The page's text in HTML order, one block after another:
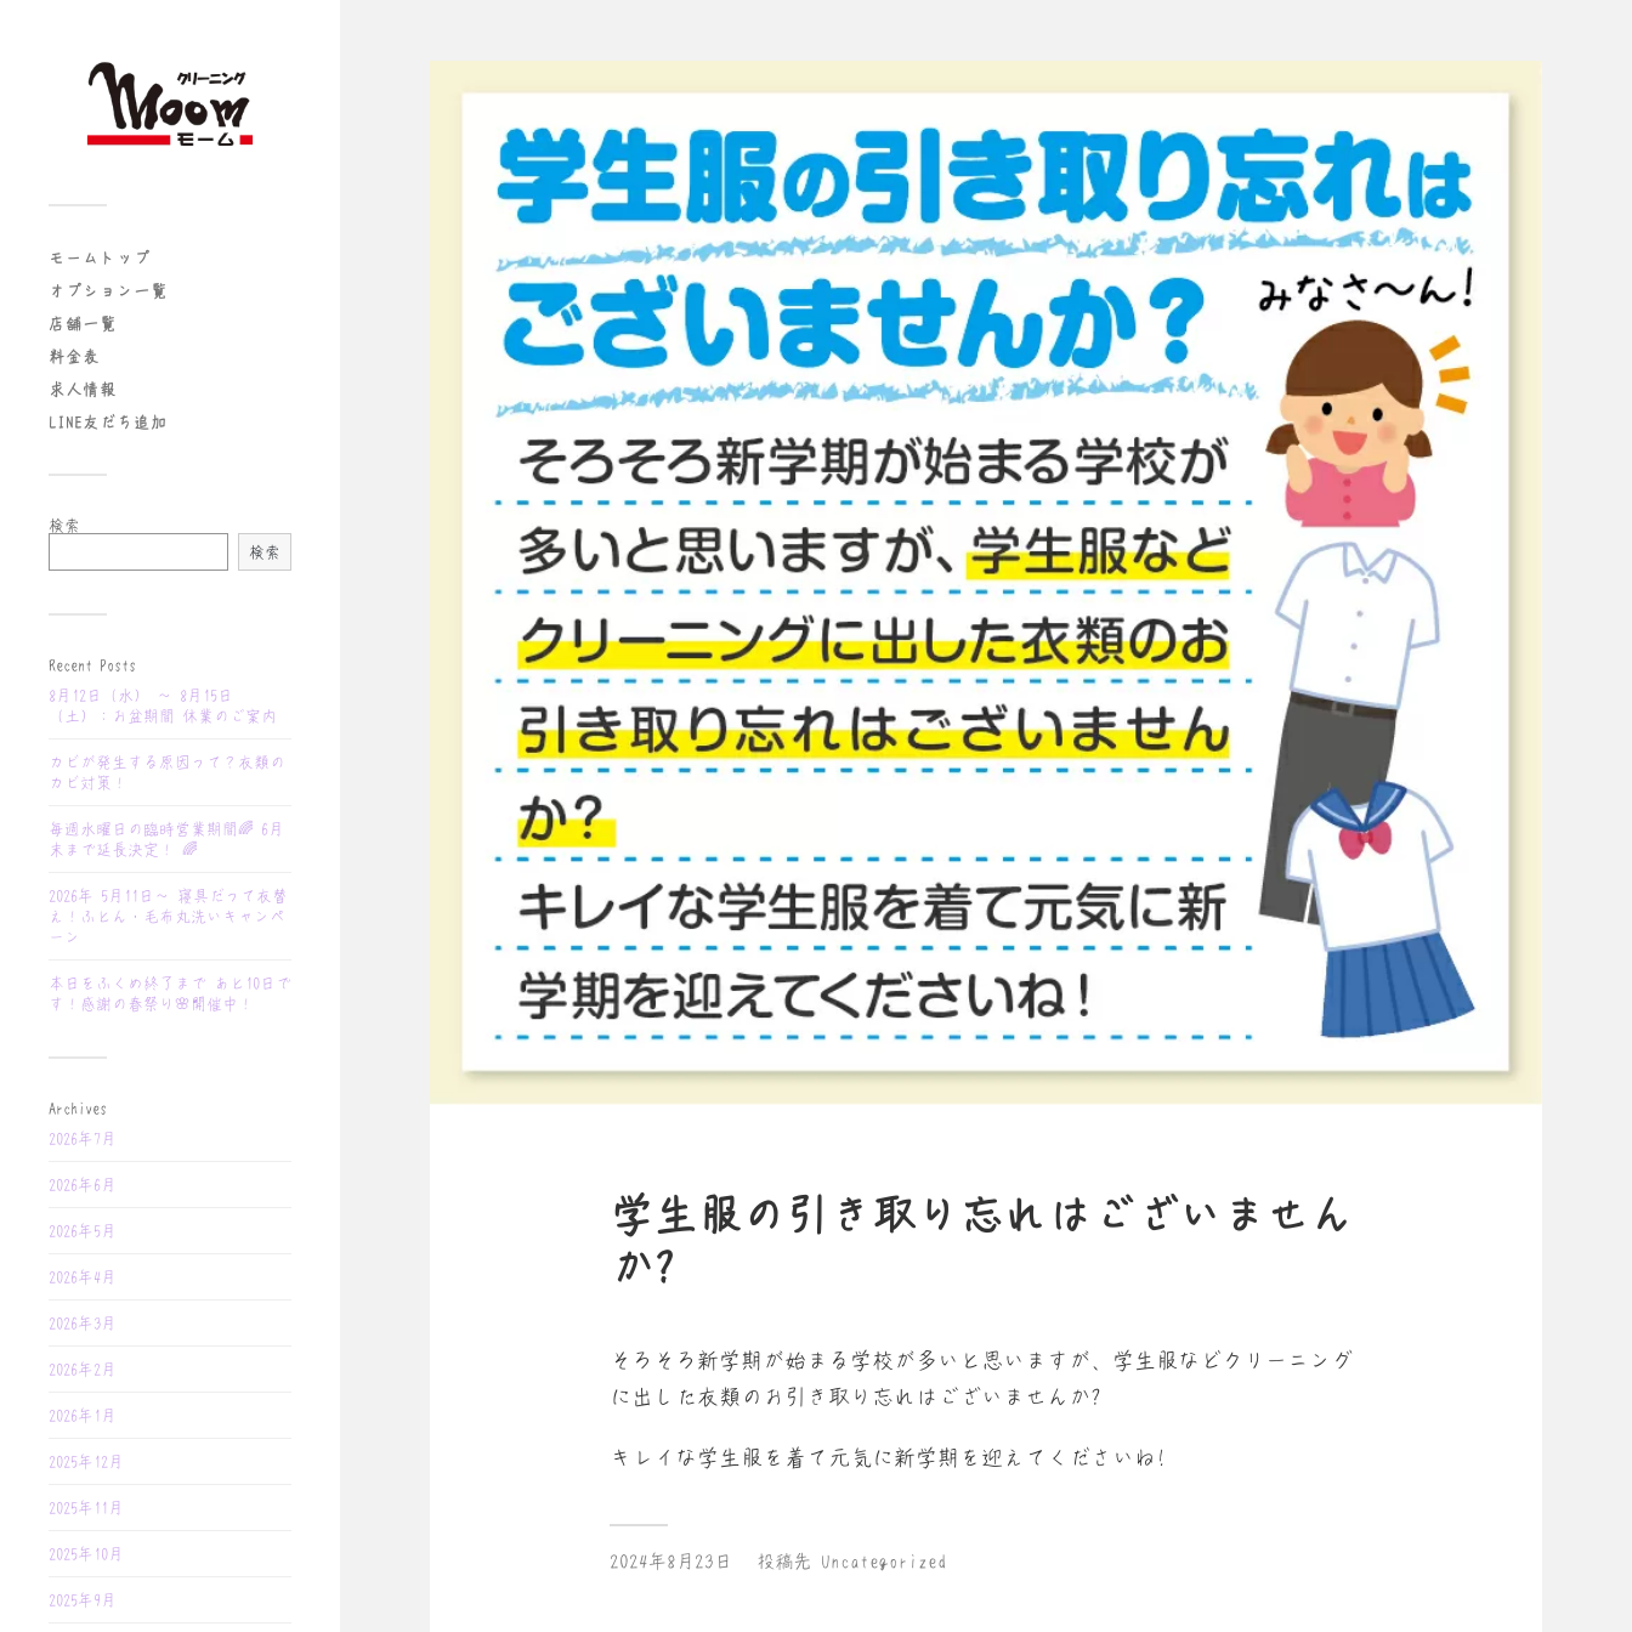
モームトップ
オプション一覧
店舗一覧
料金表
求人情報
LINE友だち追加
検索
検索
Recent Posts
8月12日（水） 〜 8月15日
（土）：お盆期間 休業のご案内
カビが発生する原因って？衣類の
カビ対策！
毎週水曜日の臨時営業期間🌈 6月
末まで延長決定！ 🌈
2026年 5月11日〜 寝具だって衣替
え！ふとん・毛布丸洗いキャンペ
ーン
本日をふくめ終了まで あと10日で
す！感謝の春祭り🌸開催中！
Archives
2026年7月
2026年6月
2026年5月
2026年4月
2026年3月
2026年2月
2026年1月
2025年12月
2025年11月
2025年10月
2025年9月
学生服の引き取り忘れはございません
か?
そろそろ新学期が始まる学校が多いと思いますが、学生服などクリーニング
に出した衣類のお引き取り忘れはございませんか?
キレイな学生服を着て元気に新学期を迎えてくださいね!
2024年8月23日 投稿先 Uncategorized